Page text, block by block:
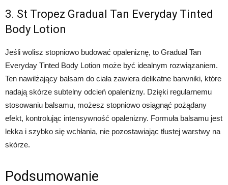
3. St Tropez Gradual Tan Everyday Tinted
Body Lotion
Jeśli wolisz stopniowo budować opaleniznę, to Gradual Tan
Everyday Tinted Body Lotion może być idealnym rozwiązaniem.
Ten nawilżający balsam do ciała zawiera delikatne barwniki, które
nadają skórze subtelny odcień opalenizny. Dzięki regularnemu
stosowaniu balsamu, możesz stopniowo osiągnąć pożądany
efekt, kontrolując intensywność opalenizny. Formuła balsamu jest
lekka i szybko się wchłania, nie pozostawiając tłustej warstwy na
skórze.
Podsumowanie